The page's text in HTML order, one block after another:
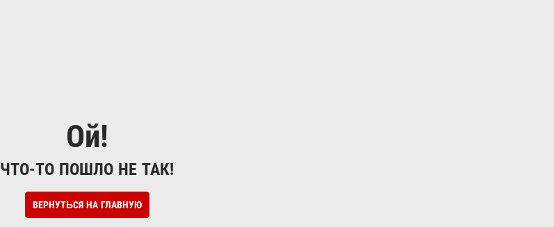
Ой!
ЧТО-ТО ПОШЛО НЕ ТАК!
ВЕРНУТЬСЯ НА ГЛАВНУЮ